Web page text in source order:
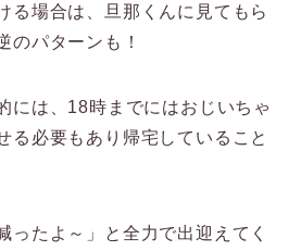
る場合は、旦那くんに見てもら
のパターンも！
には、18時までにはおじいちゃ
る必要もあり帰宅していること
ったよ～」と全力で出迎えてく